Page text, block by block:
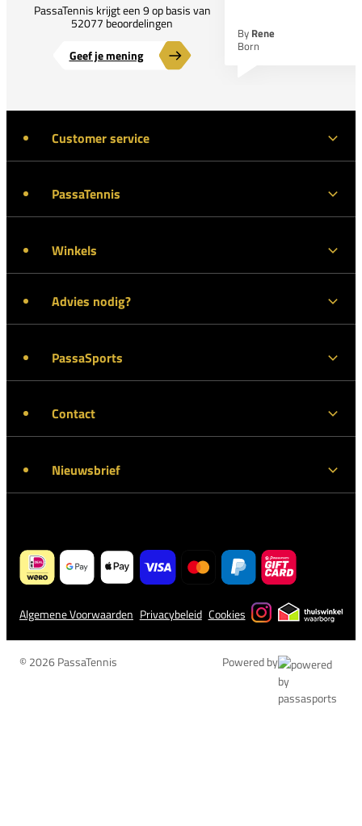
PassaTennis krijgt een 9 op basis van
52077 beoordelingen
Geef je mening
By Rene
Born
Customer service
PassaTennis
Winkels
Advies nodig?
PassaSports
Contact
Nieuwsbrief
Algemene Voorwaarden Privacybeleid Cookies
© 2026 PassaTennis Powered by